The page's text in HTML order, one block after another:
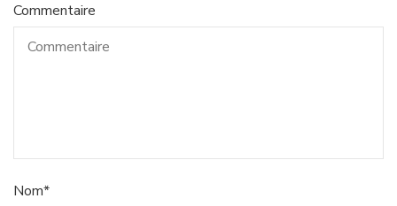
Commentaire
Nom*